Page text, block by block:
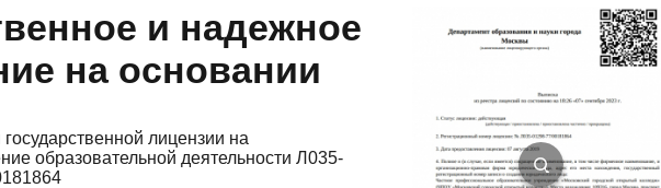
и надежное
на основании
лицензии на
образовательной деятельности Л035-